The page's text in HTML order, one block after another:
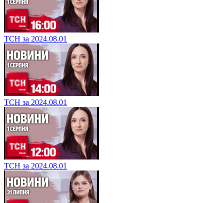
ТСН за 2024.08.01
ТСН за 2024.08.01
ТСН за 2024.08.01